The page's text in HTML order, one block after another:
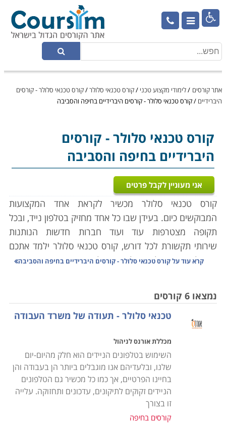

אתר קורסים /לימודי מקצוע טכני /קורס טכנאי סלולר/קורס טכנאי סלולר - קורסים
היברידיים /קורס טכנאי סלולר - קורסים היברידיים בחיפה והסביבה
קורס טכנאי סלולר- קורסים
היברידיים בחיפה והסביבה
אני מעוניין לקבל פרטים
קורס טכנאי סלולר מכשיר לקראת אחד המקצועות
המבוקשים כיום. בעידן שבו כל אחד מחזיק בטלפון נייד, ובכל
תקופה מצטרפות עוד ועוד חברות חדשות הנותנות
שירותי תקשורת לכל דורש, קורס טכנאי סלולר ילמד אתכם
את כל הנדרש על מנת לאתר תקלות במכשירים, מתן שירותי
הלימודים כוללים ידע מעשי ותיאורטי בתחום של
אלקטרוניקה, חשמל, מערכות המכשירים, ידע טכני בתיקון
תקלות, כרטיסים אלקטרונים ועוד, הקורס מועבר באופן יסודי
ומעמיק מהבסיס, כך שאין כל צורך בידע מוקדם וכל מי
שעולם זה מרתק בעניו, יוכל למצוא עניין ומקצוע לעתיד
בסיום ההכשרה.
הקורס מתאים לחיילים משוחררים בתחילת דרכם
המקצועית, שכן בתוך קורס קצר של מספר חודשים, יקבלו
קרא עוד עלקורס טכנאי סלולר - קורסים היברידיים בחיפה והסביבה
נמצאו 6 קורסים
טכנאי סלולר - תעודה של משרד העבודה
מכללת אורנס לניהול
השימוש בטלפונים הניידים הוא חלק מהיום-יום
שלנו, ובלעדיהם אנו מוגבלים ביותר הן בעבודה והן
בחיינו הפרטיים, אך כמו כל מכשיר גם הטלפונים
הניידים זקוקים לתיקונים, עדכונים ותחזוקה. עלייה
זו בצורך
קורסים בחיפה